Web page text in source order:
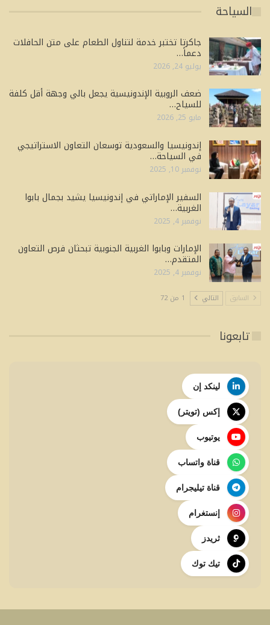
السياحة
جاكرتا تختبر خدمة لتناول الطعام على متن الحافلات
دعماً…
يوليو 24, 2026
ضعف الروبية الإندونيسية يجعل بالي وجهة أقل كلفة
للسياح…
مايو 25, 2026
إندونيسيا والسعودية توسعان التعاون الاستراتيجي
في السياحة…
نوفمبر 10, 2025
السفير الإماراتي في إندونيسيا يشيد بجمال بابوا
الغربية…
نوفمبر 4, 2025
الإمارات وبابوا الغربية الجنوبية تبحثان فرص التعاون
المتقدم…
نوفمبر 4, 2025
السابق التالي 1 من 72
تابعونا
لينكد إن
إكس (تويتر)
يوتيوب
قناة واتساب
قناة تيليجرام
إنستغرام
ثريدز
تيك توك